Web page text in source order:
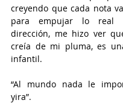
creyendo que cada nota
para empujar lo real
dirección, me hizo ver
creía de mi pluma, es
infantil.
“Al mundo nada le
yira”.